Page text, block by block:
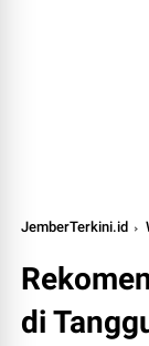
JemberTerkini.id
di